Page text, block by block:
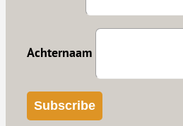
Achternaam